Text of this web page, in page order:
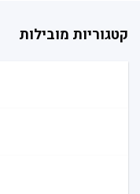
קטגוריות מובילות